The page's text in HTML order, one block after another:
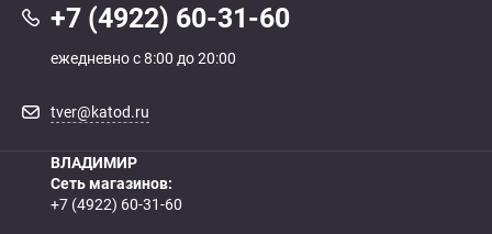
+7 (4922) 60-31-60
ежедневно с 8:00 до 20:00
tver@katod.ru
ВЛАДИМИР
Сеть магазинов:
+7 (4922) 60-31-60